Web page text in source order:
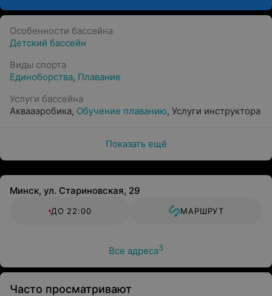
Особенности бассейна
Детский бассейн
Виды спорта
Единоборства, Плавание
Услуги бассейна
Аквааэробика, Обучение плаванию, Услуги инструктора
Показать ещё
Минск, ул. Стариновская, 29
ДО 22:00 МАРШРУТ
Все адреса3
Часто просматривают